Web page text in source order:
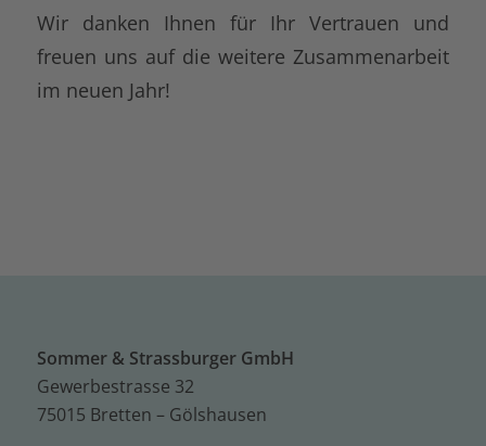
Wir danken Ihnen für Ihr Vertrauen und
freuen uns auf die weitere Zusammenarbeit
im neuen Jahr!
Sommer & Strassburger GmbH
Gewerbestrasse 32
75015 Bretten – Gölshausen